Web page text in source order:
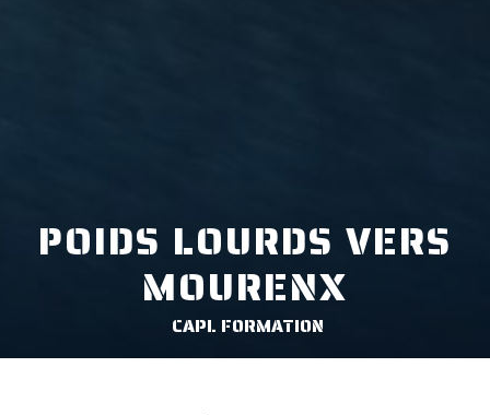
POIDS LOURDS VERS
MOURENX
CAPL FORMATION